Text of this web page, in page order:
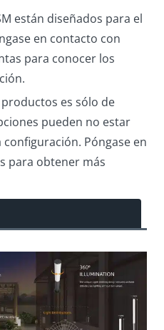
están diseñados para el
en contacto con
para conocer los
es sólo de
pueden no estar
Póngase en
para obtener más